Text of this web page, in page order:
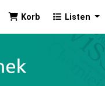
Korb Listen